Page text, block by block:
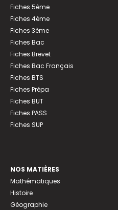
Fiches 5ème
Fiches 4ème
Fiches 3ème
Fiches Bac
Fiches Brevet
Fiches Bac Français
Fiches BTS
Fiches Prépa
Fiches BUT
Fiches PASS
Fiches SUP
NOS MATIÈRES
Mathématiques
Histoire
Géographie